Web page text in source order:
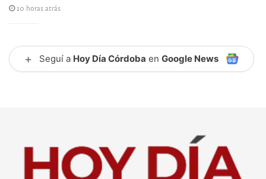
10 horas atrás
+ Seguí a Hoy Día Córdoba en Google News